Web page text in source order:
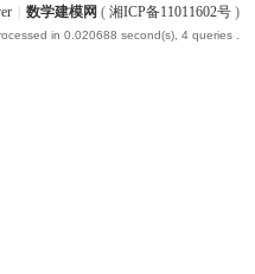
数学建模网 ( 湘ICP备11011602号)
in 0.020688 second(s), 4 queries .